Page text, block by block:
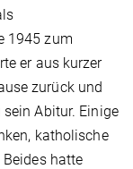
1945 zum
er aus kurzer
zurück und
Abitur. Einige
katholische
hatte